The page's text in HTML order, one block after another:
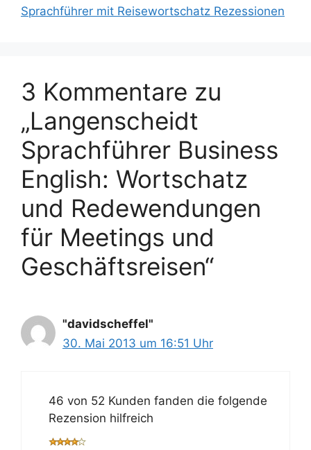
Sprachführer mit Reisewortschatz Rezessionen
3 Kommentare zu
„Langenscheidt
Sprachführer Business
English: Wortschatz
und Redewendungen
für Meetings und
Geschäftsreisen“
"davidscheffel"
30. Mai 2013 um 16:51 Uhr
46 von 52 Kunden fanden die folgende
Rezension hilfreich